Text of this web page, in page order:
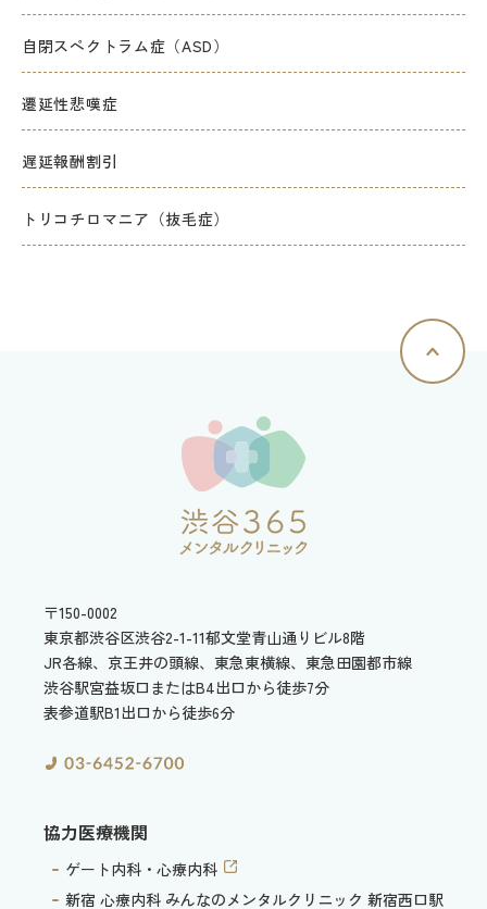
自閉スペクトラム症（ASD）
遷延性悲嘆症
遅延報酬割引
トリコチロマニア（抜毛症）
〒150-0002
東京都渋谷区渋谷2-1-11郁文堂青山通りビル8階
JR各線、京王井の頭線、東急東横線、東急田園都市線
渋谷駅宮益坂口またはB4出口から徒歩7分
表参道駅B1出口から徒歩6分
協力医療機関
ゲート内科・心療内科
新宿 心療内科 みんなのメンタルクリニック 新宿西口駅